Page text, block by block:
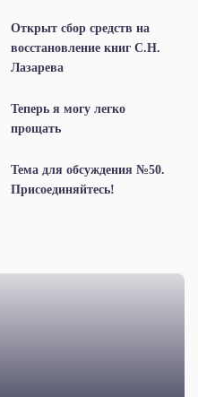
Открыт сбор средств на
восстановление книг С.Н.
Лазарева
Теперь я могу легко
прощать
Тема для обсуждения №50.
Присоединяйтесь!